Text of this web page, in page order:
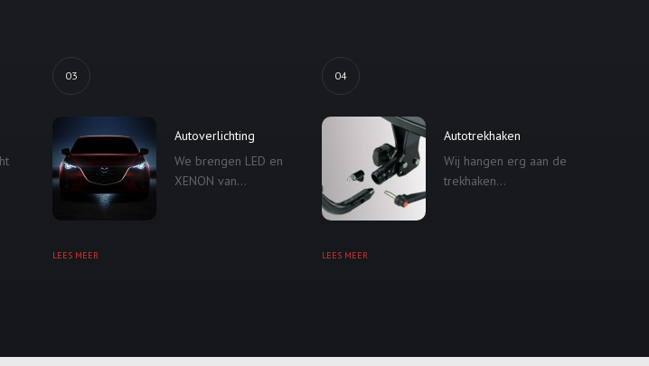
03
Autoverlichting
We brengen LED en
XENON van...
LEES MEER
04
Autotrekhaken
Wij hangen erg aan de
trekhaken...
LEES MEER